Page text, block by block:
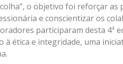
o objetivo foi reforçar as
e conscientizar os
participaram desta 4ª
ética e integridade, uma